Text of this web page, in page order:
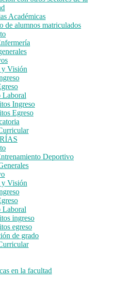
Académicas
de alumnos matriculados
Visión
Laboral
Ingreso
Egreso
Deportivo
Visión
Laboral
ingreso
egreso
de grado
en la facultad